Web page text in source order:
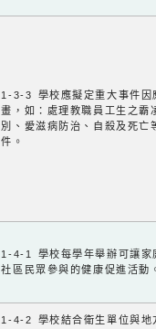
1-3-3 學校應擬定重大事件因
畫，如：處理教職員工生之霸
別、愛滋病防治、自殺及死亡
件。
1-4-1 學校每學年舉辦可讓家
社區民眾參與的健康促進活動
1-4-2 學校結合衛生單位與地